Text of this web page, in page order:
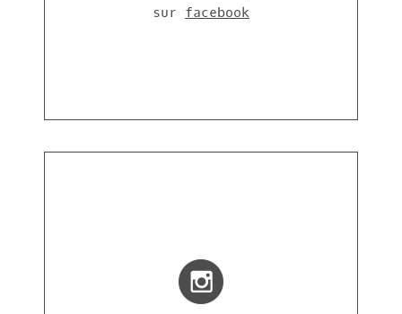
sur facebook